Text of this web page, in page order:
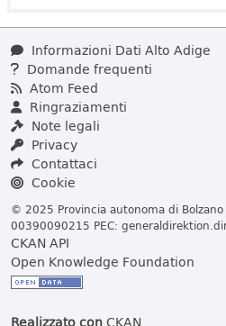
Informazioni Dati Alto Adige
Domande frequenti
Atom Feed
Ringraziamenti
Note legali
Privacy
Contattaci
Cookie
© 2025 Provincia autonoma di
00390090215 PEC:
CKAN API
Open Knowledge Foundation
Realizzato conCKAN